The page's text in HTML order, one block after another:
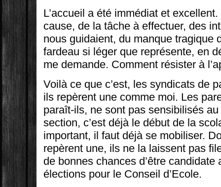
L’accueil a été immédiat et
cause, de la tâche à effectuer, des
nous guidaient, du manque tragique
fardeau si léger que représente, en
me demande. Comment résister à
Voilà ce que c’est, les syndicats de
ils repèrent une comme moi. Les
paraît-ils, ne sont pas sensibilisés
section, c’est déjà le début de la
important, il faut déjà se mobiliser.
repèrent une, ils ne la laissent pas
de bonnes chances d’être candidate
élections pour le Conseil d’Ecole.